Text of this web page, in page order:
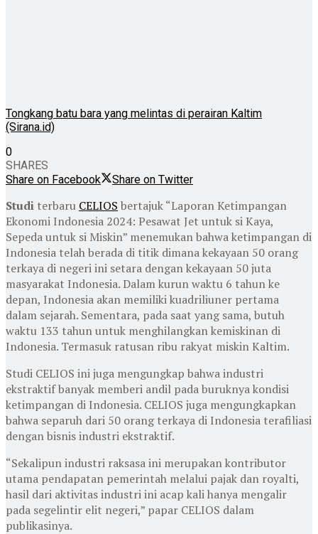
Tongkang batu bara yang melintas di perairan Kaltim
(Sirana.id)
0
SHARES
Share on Facebook
Share on Twitter
Studi terbaru CELIOS bertajuk “Laporan Ketimpangan
Ekonomi Indonesia 2024: Pesawat Jet untuk si Kaya,
Sepeda untuk si Miskin” menemukan bahwa ketimpangan di
Indonesia telah berada di titik dimana kekayaan 50 orang
terkaya di negeri ini setara dengan kekayaan 50 juta
masyarakat Indonesia. Dalam kurun waktu 6 tahun ke
depan, Indonesia akan memiliki kuadriliuner pertama
dalam sejarah. Sementara, pada saat yang sama, butuh
waktu 133 tahun untuk menghilangkan kemiskinan di
Indonesia. Termasuk ratusan ribu rakyat miskin Kaltim.
Studi CELIOS ini juga mengungkap bahwa industri
ekstraktif banyak memberi andil pada buruknya kondisi
ketimpangan di Indonesia. CELIOS juga mengungkapkan
bahwa separuh dari 50 orang terkaya di Indonesia terafiliasi
dengan bisnis industri ekstraktif.
“Sekalipun industri raksasa ini merupakan kontributor
utama pendapatan pemerintah melalui pajak dan royalti,
hasil dari aktivitas industri ini acap kali hanya mengalir
pada segelintir elit negeri,” papar CELIOS dalam
publikasinya.